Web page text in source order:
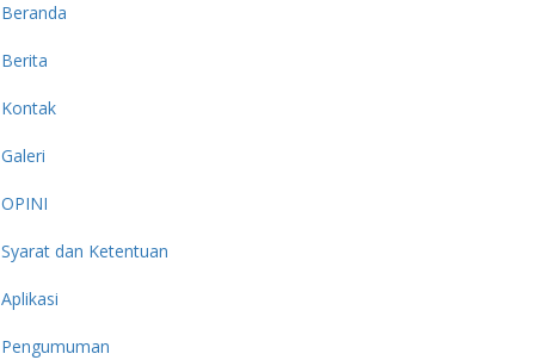
Beranda
Berita
Kontak
Galeri
OPINI
Syarat dan Ketentuan
Aplikasi
Pengumuman